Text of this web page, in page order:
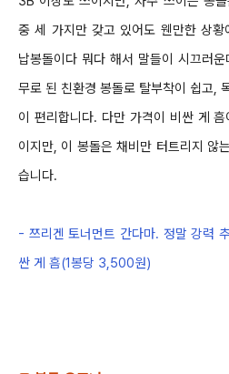
중 세 가지만 갖고 있어도 웬만한 상황
납봉돌이다 뭐다 해서 말들이 시끄러운
무로 된 친환경 봉돌로 탈부착이 쉽고,
이 편리합니다. 다만 가격이 비싼 게 흠
이지만, 이 봉돌은 채비만 터트리지 않
습니다.
- 쯔리겐 토너먼트 간다마. 정말 강력
싼 게 흠(1봉당 3,500원)